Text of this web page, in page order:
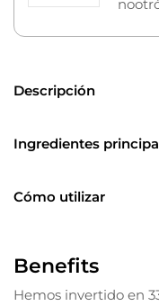
Descripción
Ingredientes
Cómo utilizar
Benefits
Hemos invertido en